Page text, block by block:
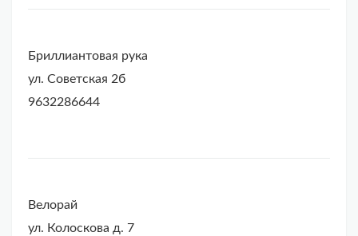
Бриллиантовая рука
ул. Советская 2б
9632286644
Велорай
ул. Колоскова д. 7